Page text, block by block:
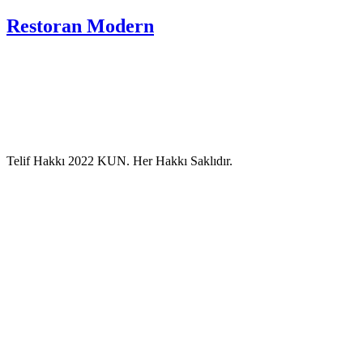
Restoran Modern
Telif Hakkı 2022 KUN. Her Hakkı Saklıdır.